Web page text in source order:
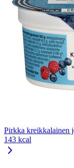
Pirkka kreikkalainen
143 kcal